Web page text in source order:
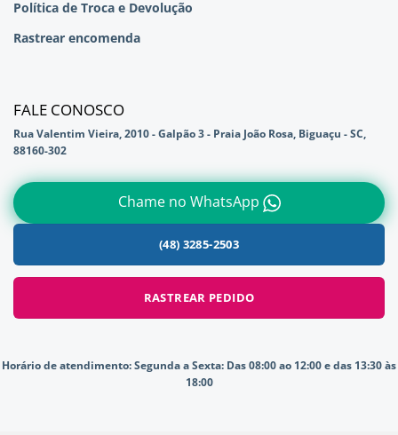
Política de Troca e Devolução
Rastrear encomenda
FALE CONOSCO
Rua Valentim Vieira, 2010 - Galpão 3 - Praia João Rosa, Biguaçu - SC,
88160-302
Chame no WhatsApp
(48) 3285-2503
RASTREAR PEDIDO
Horário de atendimento:Segunda a Sexta: Das 08:00 ao 12:00 e das 13:30 às
18:00